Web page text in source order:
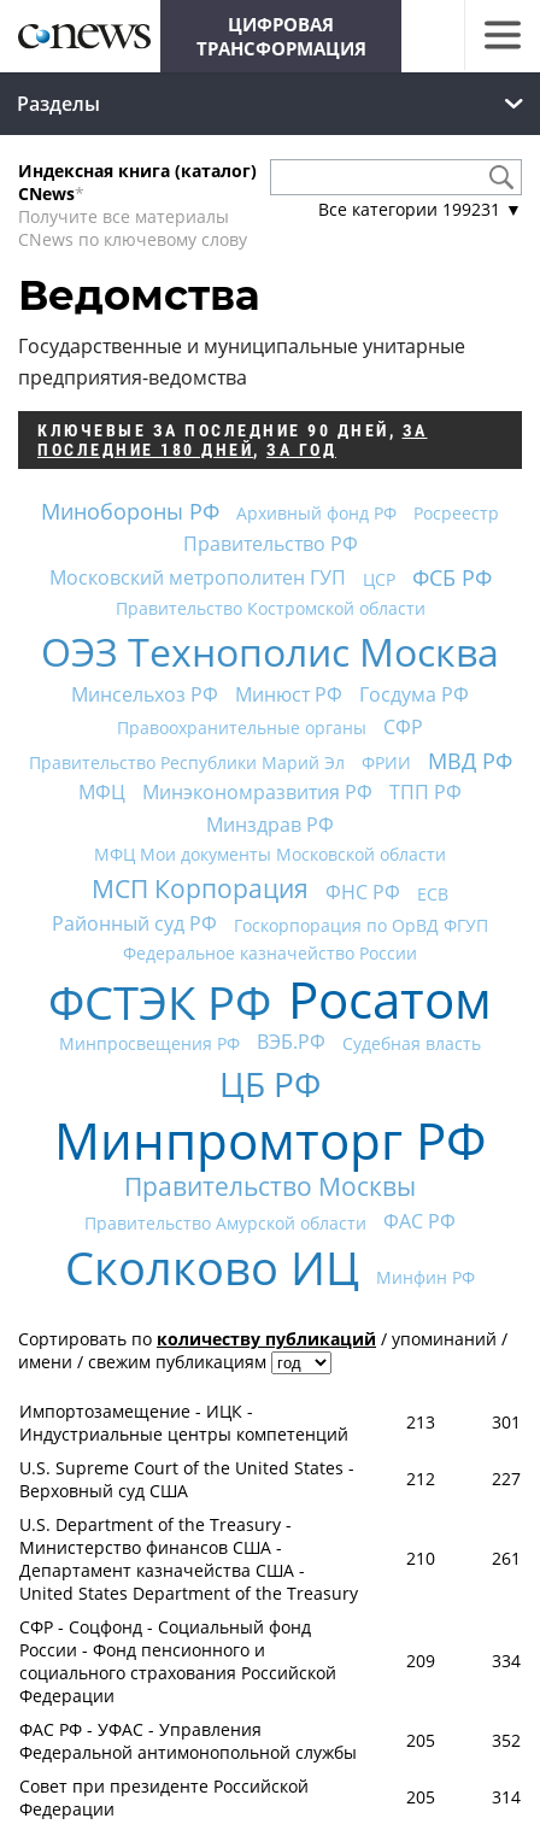
ЦИФРОВАЯ
ТРАНСФОРМАЦИЯ
Разделы
Индексная книга (каталог)
CNews*
Получите все материалы
CNews по ключевому слову
Все категории 199231 ▼
Ведомства
Государственные и муниципальные унитарные
предприятия-ведомства
КЛЮЧЕВЫЕ ЗА ПОСЛЕДНИЕ 90 ДНЕЙ , ЗА
ПОСЛЕДНИЕ 180 ДНЕЙ, ЗА ГОД
Минобороны РФ Архивный фонд РФ Росреестр
Правительство РФ
Московский метрополитен ГУП
ЦСР ФСБ РФ
Правительство Костромской области
ОЭЗ Технополис Москва
Минсельхоз РФ Минюст РФ Госдума РФ
Правоохранительные органы СФР
Правительство Республики Марий Эл ФРИИ МВД РФ
МФЦ Минэкономразвития РФ
ТПП РФ
Минздрав РФ
МФЦ Мои документы Московской области
МСП Корпорация ФНС РФ ECB
Районный суд РФ
Госкорпорация по ОрВД ФГУП
Федеральное казначейство России
ФСТЭК РФ Росатом
Минпросвещения РФ ВЭБ.РФ Судебная власть
ЦБ РФ
Минпромторг РФ
Правительство Москвы
Правительство Амурской области ФАС РФ
Сколково ИЦ Минфин РФ
Сортировать по количеству публикаций / упоминаний /
имени / свежим публикациям
Импортозамещение - ИЦК -
Индустриальные центры компетенций
213
301
U.S. Supreme Court of the United States -
Верховный суд США
212
227
U.S. Department of the Treasury -
Министерство финансов США -
Департамент казначейства США -
United States Department of the Treasury
210 261
СФР - Соцфонд - Социальный фонд
России - Фонд пенсионного и
социального страхования Российской
Федерации
209 334
ФАС РФ - УФАС - Управления
Федеральной антимонопольной службы
205
352
Совет при президенте Российской
Федерации
205
314